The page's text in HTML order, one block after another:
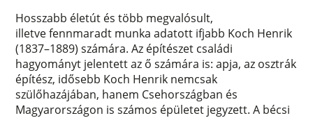
Hosszabb életút és több megvalósult,
illetve fennmaradt munka adatott ifjabb Koch Henrik
(1837–1889) számára. Az építészet családi
hagyományt jelentett az ő számára is: apja, az osztrák
építész, idősebb Koch Henrik nemcsak
szülőhazájában, hanem Csehországban és
Magyarországon is számos épületet jegyzett. A bécsi